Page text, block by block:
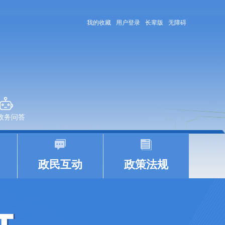
我的收藏 用户登录 长辈版 无障碍
务问答
政民互动 政策法规